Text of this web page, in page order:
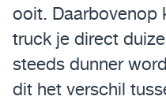
ooit. Daarbovenop
truck je direct
steeds dunner
dit het verschil